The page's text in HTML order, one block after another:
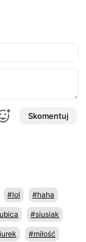
Skomentuj
#lol #haha
#siusiak
#miłość